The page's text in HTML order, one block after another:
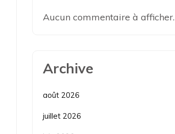
Aucun commentaire à afficher.
Archive
août 2026
juillet 2026